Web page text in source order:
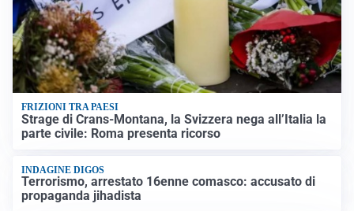
FRIZIONI TRA PAESI
Strage di Crans-Montana, la Svizzera nega all’Italia la
parte civile: Roma presenta ricorso
INDAGINE DIGOS
Terrorismo, arrestato 16enne comasco: accusato di
propaganda jihadista